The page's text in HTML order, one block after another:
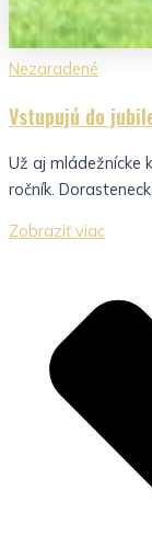
Nezaradené
Vstupujú do
Už aj mládežnícke
ročník.
Zobraziť viac